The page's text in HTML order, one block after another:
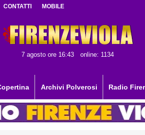
CONTATTI MOBILE
7 agosto ore 16:43 online: 1134
Archivi Polverosi Radio